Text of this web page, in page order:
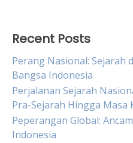
Recent Posts
Perang Nasional: Sejarah
Bangsa Indonesia
Perjalanan Sejarah
Pra-Sejarah Hingga Masa
Peperangan Global:
Indonesia